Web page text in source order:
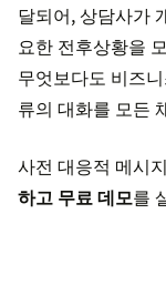
달되어, 상담사가
요한 전후상황을
무엇보다도 비즈
류의 대화를 모든
사전 대응적 메시
하고 무료 데모를